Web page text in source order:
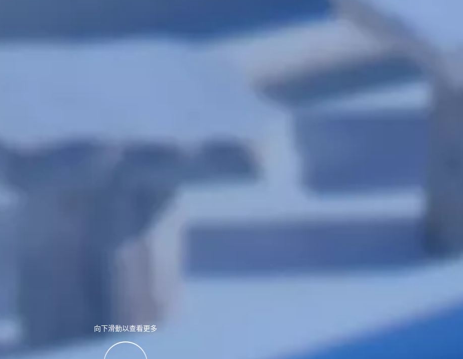
向下滑動以查看更多